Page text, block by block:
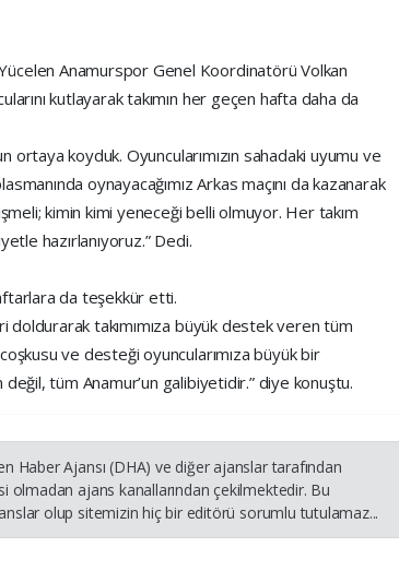
Anamurspor Genel Koordinatörü Volkan
kutlayarak takımın her geçen hafta daha da
koyduk. Oyuncularımızın sahadaki uyumu ve
oynayacağımız Arkas maçını da kazanarak
kimin kimi yeneceği belli olmuyor. Her takım
hazırlanıyoruz.” Dedi.
da teşekkür etti.
doldurarak takımımıza büyük destek veren tüm
ve desteği oyuncularımıza büyük bir
değil, tüm Anamur’un galibiyetidir.” diye konuştu.
Haber Ajansı (DHA) ve diğer ajanslar tarafından
ajans kanallarından çekilmektedir. Bu
olup sitemizin hiç bir editörü sorumlu tutulamaz...